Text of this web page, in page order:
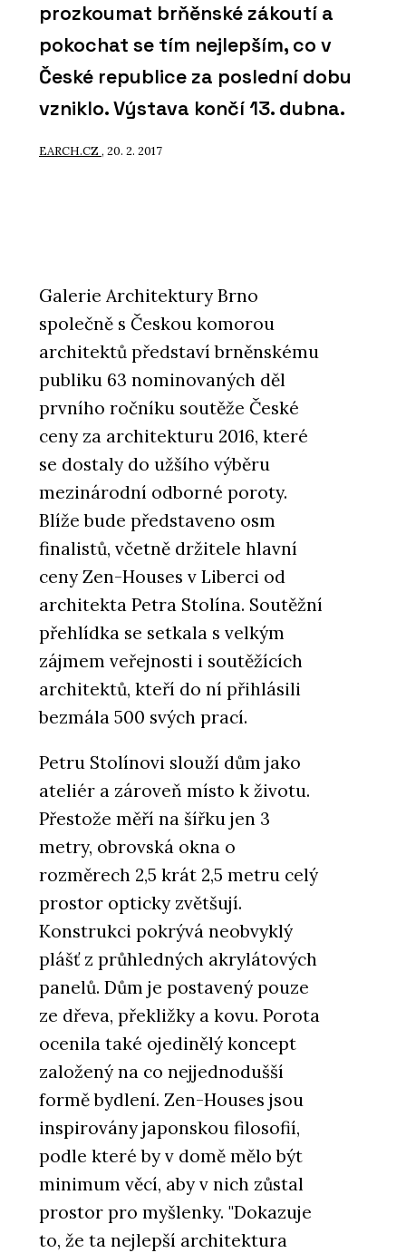
prozkoumat brňěnské zákoutí a
pokochat se tím nejlepším, co v
České republice za poslední dobu
vzniklo. Výstava končí 13. dubna.
EARCH.CZ , 20. 2. 2017
Galerie Architektury Brno
společně s Českou komorou
architektů představí brněnskému
publiku 63 nominovaných děl
prvního ročníku soutěže České
ceny za architekturu 2016, které
se dostaly do užšího výběru
mezinárodní odborné poroty.
Blíže bude představeno osm
finalistů, včetně držitele hlavní
ceny Zen-Houses v Liberci od
architekta Petra Stolína. Soutěžní
přehlídka se setkala s velkým
zájmem veřejnosti i soutěžících
architektů, kteří do ní přihlásili
bezmála 500 svých prací.
Petru Stolínovi slouží dům jako
ateliér a zároveň místo k životu.
Přestože měří na šířku jen 3
metry, obrovská okna o
rozměrech 2,5 krát 2,5 metru celý
prostor opticky zvětšují.
Konstrukci pokrývá neobvyklý
plášť z průhledných akrylátových
panelů. Dům je postavený pouze
ze dřeva, překližky a kovu. Porota
ocenila také ojedinělý koncept
založený na co nejjednodušší
formě bydlení. Zen-Houses jsou
inspirovány japonskou filosofií,
podle které by v domě mělo být
minimum věcí, aby v nich zůstal
prostor pro myšlenky. "Dokazuje
to, že ta nejlepší architektura